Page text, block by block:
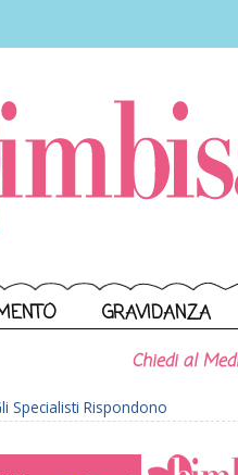
GRAVIDANZA
Chiedi al
Specialisti Rispondono